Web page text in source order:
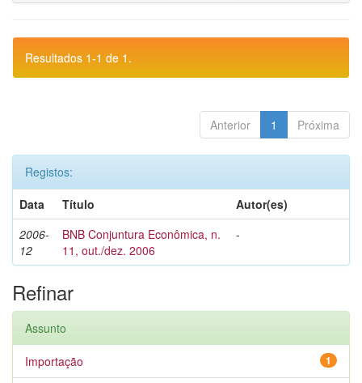
Resultados 1-1 de 1.
Anterior 1 Próxima
Registos:
Data
Título
Autor(es)
2006-
12
BNB Conjuntura Econômica, n.
11, out./dez. 2006
-
Refinar
Assunto
1
Importação